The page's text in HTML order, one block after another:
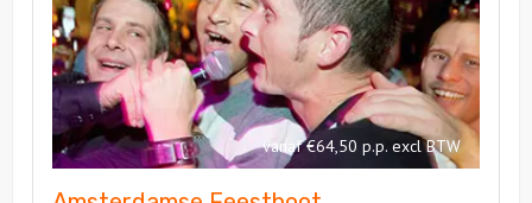
Feestboot
vanaf €64,50 p.p. excl BTW